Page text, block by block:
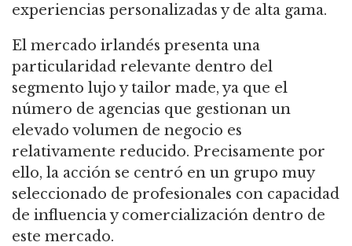
experiencias personalizadas y de alta gama.
El mercado irlandés presenta una
particularidad relevante dentro del
segmento lujo y tailor made, ya que el
número de agencias que gestionan un
elevado volumen de negocio es
relativamente reducido. Precisamente por
ello, la acción se centró en un grupo muy
seleccionado de profesionales con capacidad
de influencia y comercialización dentro de
este mercado.